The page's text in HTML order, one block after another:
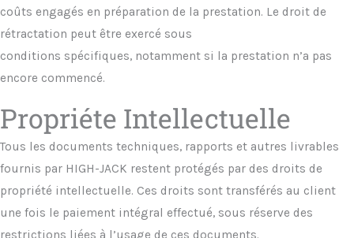
coûts engagés en préparation de la prestation. Le droit de
rétractation peut être exercé sous
conditions spécifiques, notamment si la prestation n’a pas
encore commencé.
Propriéte Intellectuelle
Tous les documents techniques, rapports et autres livrables
fournis par HIGH-JACK restent protégés par des droits de
propriété intellectuelle. Ces droits sont transférés au client
une fois le paiement intégral effectué, sous réserve des
restrictions liées à l’usage de ces documents.